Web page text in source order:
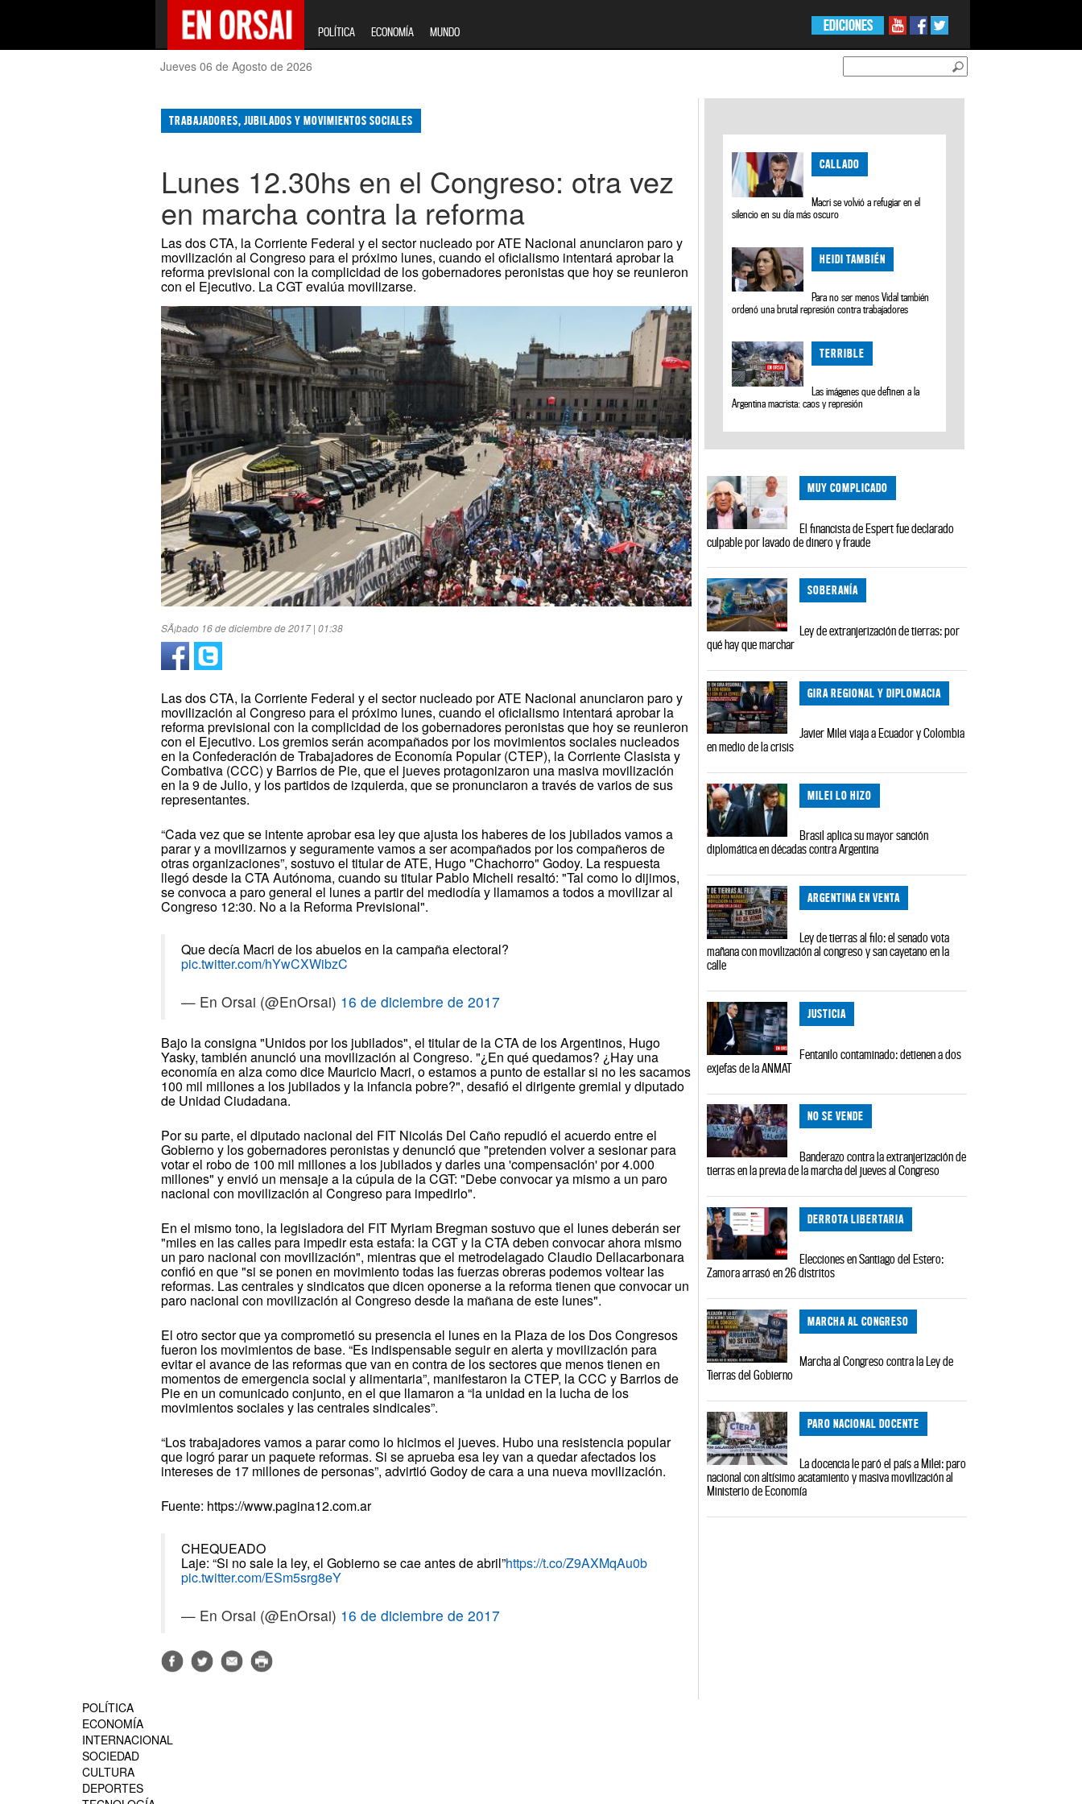
POLÍTICA ECONOMÍA MUNDO EDICIONES
Jueves 06 de Agosto de 2026
TRABAJADORES, JUBILADOS Y MOVIMIENTOS SOCIALES
Lunes 12.30hs en el Congreso: otra vez
en marcha contra la reforma
Las dos CTA, la Corriente Federal y el sector nucleado por ATE Nacional anunciaron paro y
movilización al Congreso para el próximo lunes, cuando el oficialismo intentará aprobar la
reforma previsional con la complicidad de los gobernadores peronistas que hoy se reunieron
con el Ejecutivo. La CGT evalúa movilizarse.
SÃ¡bado 16 de diciembre de 2017 | 01:38
Las dos CTA, la Corriente Federal y el sector nucleado por ATE Nacional anunciaron paro y
movilización al Congreso para el próximo lunes, cuando el oficialismo intentará aprobar la
reforma previsional con la complicidad de los gobernadores peronistas que hoy se reunieron
con el Ejecutivo. Los gremios serán acompañados por los movimientos sociales nucleados
en la Confederación de Trabajadores de Economía Popular (CTEP), la Corriente Clasista y
Combativa (CCC) y Barrios de Pie, que el jueves protagonizaron una masiva movilización
en la 9 de Julio, y los partidos de izquierda, que se pronunciaron a través de varios de sus
representantes.
“Cada vez que se intente aprobar esa ley que ajusta los haberes de los jubilados vamos a
parar y a movilizarnos y seguramente vamos a ser acompañados por los compañeros de
otras organizaciones”, sostuvo el titular de ATE, Hugo "Chachorro" Godoy. La respuesta
llegó desde la CTA Autónoma, cuando su titular Pablo Micheli resaltó: "Tal como lo dijimos,
se convoca a paro general el lunes a partir del mediodía y llamamos a todos a movilizar al
Congreso 12:30. No a la Reforma Previsional".
Que decía Macri de los abuelos en la campaña electoral?
pic.twitter.com/hYwCXWibzC
— En Orsai (@EnOrsai) 16 de diciembre de 2017
Bajo la consigna "Unidos por los jubilados", el titular de la CTA de los Argentinos, Hugo
Yasky, también anunció una movilización al Congreso. "¿En qué quedamos? ¿Hay una
economía en alza como dice Mauricio Macri, o estamos a punto de estallar si no les sacamos
100 mil millones a los jubilados y la infancia pobre?", desafió el dirigente gremial y diputado
de Unidad Ciudadana.
Por su parte, el diputado nacional del FIT Nicolás Del Caño repudió el acuerdo entre el
Gobierno y los gobernadores peronistas y denunció que "pretenden volver a sesionar para
votar el robo de 100 mil millones a los jubilados y darles una 'compensación' por 4.000
millones" y envió un mensaje a la cúpula de la CGT: "Debe convocar ya mismo a un paro
nacional con movilización al Congreso para impedirlo".
En el mismo tono, la legisladora del FIT Myriam Bregman sostuvo que el lunes deberán ser
"miles en las calles para impedir esta estafa: la CGT y la CTA deben convocar ahora mismo
un paro nacional con movilización", mientras que el metrodelagado Claudio Dellacarbonara
confió en que "si se ponen en movimiento todas las fuerzas obreras podemos voltear las
reformas. Las centrales y sindicatos que dicen oponerse a la reforma tienen que convocar un
paro nacional con movilización al Congreso desde la mañana de este lunes".
El otro sector que ya comprometió su presencia el lunes en la Plaza de los Dos Congresos
fueron los movimientos de base. “Es indispensable seguir en alerta y movilización para
evitar el avance de las reformas que van en contra de los sectores que menos tienen en
momentos de emergencia social y alimentaria”, manifestaron la CTEP, la CCC y Barrios de
Pie en un comunicado conjunto, en el que llamaron a “la unidad en la lucha de los
movimientos sociales y las centrales sindicales”.
“Los trabajadores vamos a parar como lo hicimos el jueves. Hubo una resistencia popular
que logró parar un paquete reformas. Si se aprueba esa ley van a quedar afectados los
intereses de 17 millones de personas”, advirtió Godoy de cara a una nueva movilización.
Fuente: https://www.pagina12.com.ar
CHEQUEADO
Laje: “Si no sale la ley, el Gobierno se cae antes de abril”https://t.co/Z9AXMqAu0b
pic.twitter.com/ESm5srg8eY
— En Orsai (@EnOrsai) 16 de diciembre de 2017
CALLADO
Macri se volvió a refugiar en el
silencio en su día más oscuro
HEIDI TAMBIÉN
Para no ser menos Vidal también
ordenó una brutal represión contra trabajadores
TERRIBLE
Las imágenes que definen a la
Argentina macrista: caos y represión
MUY COMPLICADO
El financista de Espert fue declarado
culpable por lavado de dinero y fraude
SOBERANÍA
Ley de extranjerización de tierras: por
qué hay que marchar
GIRA REGIONAL Y DIPLOMACIA
Javier Milei viaja a Ecuador y Colombia
en medio de la crisis
MILEI LO HIZO
Brasil aplica su mayor sanción
diplomática en décadas contra Argentina
ARGENTINA EN VENTA
Ley de tierras al filo: el senado vota
mañana con movilización al congreso y san cayetano en la
calle
JUSTICIA
Fentanilo contaminado: detienen a dos
exjefas de la ANMAT
NO SE VENDE
Banderazo contra la extranjerización de
tierras en la previa de la marcha del jueves al Congreso
DERROTA LIBERTARIA
Elecciones en Santiago del Estero:
Zamora arrasó en 26 distritos
MARCHA AL CONGRESO
Marcha al Congreso contra la Ley de
Tierras del Gobierno
PARO NACIONAL DOCENTE
La docencia le paró el país a Milei: paro
nacional con altísimo acatamiento y masiva movilización al
Ministerio de Economía
POLÍTICA
ECONOMÍA
INTERNACIONAL
SOCIEDAD
CULTURA
DEPORTES